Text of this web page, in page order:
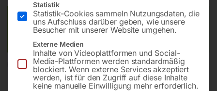
Versandkosten Standard (Österreich): €10,00
Bitte beachten Sie: Die Versandkosten gelten für Österreich.
Andere Länder können abweichen.
In den Warenkorb
Statistik
Statistik-Cookies sammeln Nutzungsdaten, die
uns Aufschluss darüber geben, wie unsere
Besucher mit unserer Website umgehen.
Externe Medien
Inhalte von Videoplattformen und Social-
Media-Plattformen werden standardmäßig
blockiert. Wenn externe Services akzeptiert
werden, ist für den Zugriff auf diese Inhalte
keine manuelle Einwilligung mehr erforderlich.